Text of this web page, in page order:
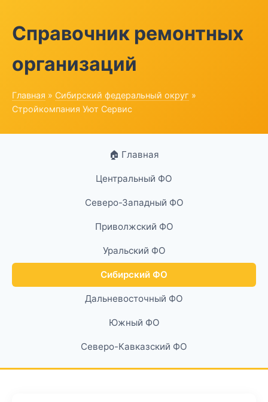
Справочник ремонтных
организаций
Главная » Сибирский федеральный округ »
Стройкомпания Уют Сервис
🏠 Главная
Центральный ФО
Северо-Западный ФО
Приволжский ФО
Уральский ФО
Сибирский ФО
Дальневосточный ФО
Южный ФО
Северо-Кавказский ФО